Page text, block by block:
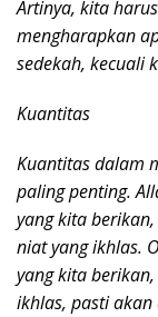
Artinya, kita
mengharapkan
sedekah, kecuali
Kuantitas
Kuantitas dalam
paling penting.
yang kita
niat yang ikhlas.
yang kita
ikhlas, pasti akan